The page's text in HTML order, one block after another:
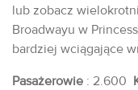
lub zobacz
Broadwayu w
bardziej wciągające
Pasażerowie : 2.600